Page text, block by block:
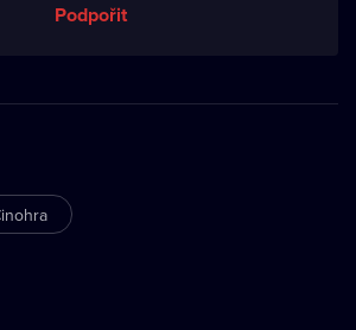
Podpořit